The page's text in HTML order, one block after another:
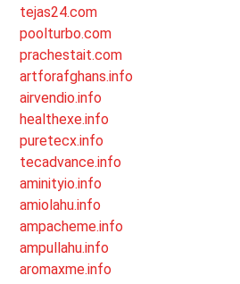
tejas24.com
poolturbo.com
prachestait.com
artforafghans.info
airvendio.info
healthexe.info
puretecx.info
tecadvance.info
aminityio.info
amiolahu.info
ampacheme.info
ampullahu.info
aromaxme.info